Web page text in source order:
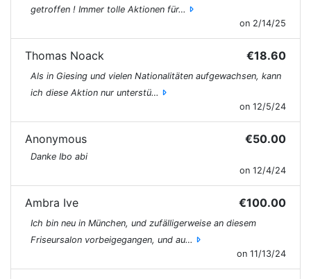
getroffen ! Immer tolle Aktionen für…
on 2/14/25
Thomas Noack €18.60
Als in Giesing und vielen Nationalitäten aufgewachsen, kann
ich diese Aktion nur unterstü…
on 12/5/24
Anonymous €50.00
Danke Ibo abi
on 12/4/24
Ambra Ive €100.00
Ich bin neu in München, und zufälligerweise an diesem
Friseursalon vorbeigegangen, und au…
on 11/13/24